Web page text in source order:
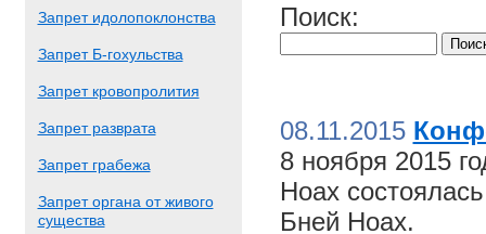
Запрет идолопоклонства
Запрет Б-гохульства
Запрет кровопролития
Запрет разврата
Запрет грабежа
Запрет органа от живого
существа
Поиск:
08.11.2015
8 ноября 2015
Ноах
Бней Ноах.